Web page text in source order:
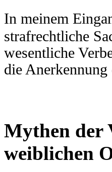
In meinem
strafrechtliche
wesentliche
die
Mythen der
weiblichen